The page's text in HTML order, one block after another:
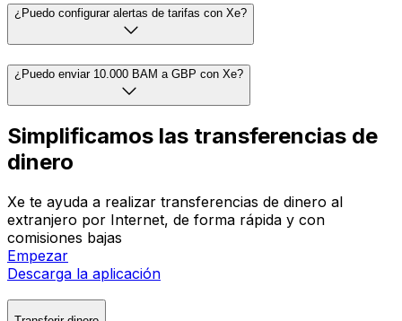
¿Puedo configurar alertas de tarifas con Xe?
¿Puedo enviar 10.000 BAM a GBP con Xe?
Simplificamos las transferencias de
dinero
Xe te ayuda a realizar transferencias de dinero al
extranjero por Internet, de forma rápida y con
comisiones bajas
Empezar
Descarga la aplicación